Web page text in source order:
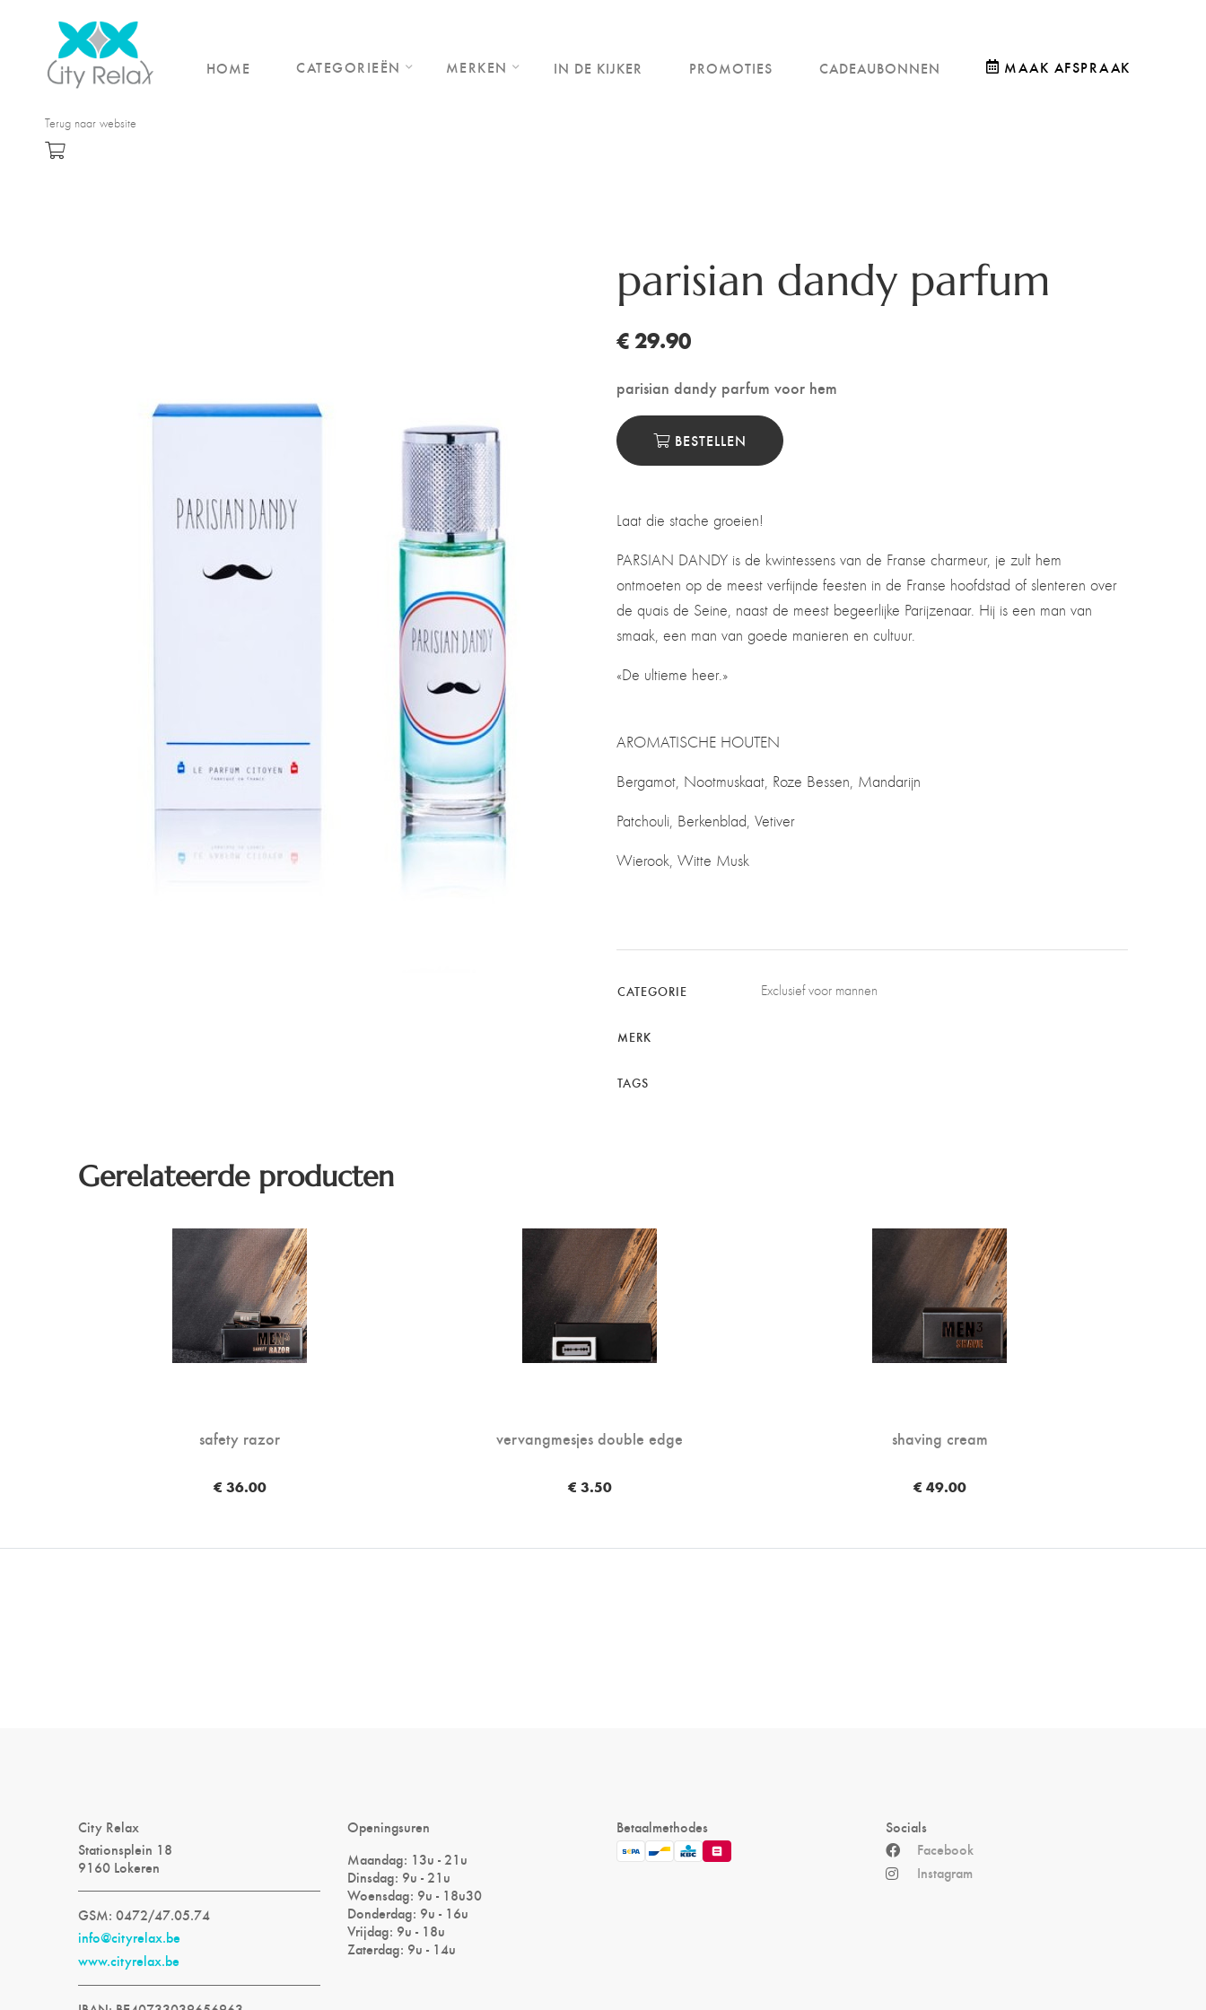
Terug naar website
HOME CATEGORIEËN MERKEN IN DE KIJKER PROMOTIES CADEAUBONNEN MAAK AFSPRAAK
parisian dandy parfum
€ 29.90
parisian dandy parfum voor hem
BESTELLEN
Laat die stache groeien!
PARSIAN DANDY is de kwintessens van de Franse charmeur, je zult hem
ontmoeten op de meest verfijnde feesten in de Franse hoofdstad of slenteren over
de quais de Seine, naast de meest begeerlijke Parijzenaar. Hij is een man van
smaak, een man van goede manieren en cultuur.
«De ultieme heer.»
AROMATISCHE HOUTEN
Bergamot, Nootmuskaat, Roze Bessen, Mandarijn
Patchouli, Berkenblad, Vetiver
Wierook, Witte Musk
CATEGORIE Exclusief voor mannen
MERK
TAGS
Gerelateerde producten
safety razor
€ 36.00
vervangmesjes double edge
€ 3.50
shaving cream
€ 49.00
City Relax
Stationsplein 18
9160 Lokeren
GSM: 0472/47.05.74
info@cityrelax.be
www.cityrelax.be
Openingsuren
Maandag: 13u - 21u
Dinsdag: 9u - 21u
Woensdag: 9u - 18u30
Donderdag: 9u - 16u
Vrijdag: 9u - 18u
Zaterdag: 9u - 14u
Betaalmethodes
Socials
Facebook
Instagram